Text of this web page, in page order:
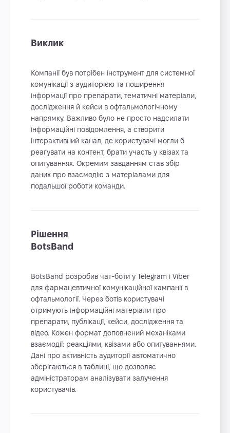
Виклик
Компанії був потрібен інструмент для системної
комунікації з аудиторією та поширення
інформації про препарати, тематичні матеріали,
дослідження й кейси в офтальмологічному
напрямку. Важливо було не просто надсилати
інформаційні повідомлення, а створити
інтерактивний канал, де користувачі могли б
реагувати на контент, брати участь у квізах та
опитуваннях. Окремим завданням став збір
даних про взаємодію з матеріалами для
подальшої роботи команди.
Рішення
BotsBand
BotsBand розробив чат-боти у Telegram і Viber
для фармацевтичної комунікаційної кампанії в
офтальмології. Через ботів користувачі
отримують інформаційні матеріали про
препарати, публікації, кейси, дослідження та
відео. Кожен формат доповнений механіками
взаємодії: реакціями, квізами або опитуваннями.
Дані про активність аудиторії автоматично
зберігаються в таблиці, що дозволяє
адміністраторам аналізувати залучення
користувачів.